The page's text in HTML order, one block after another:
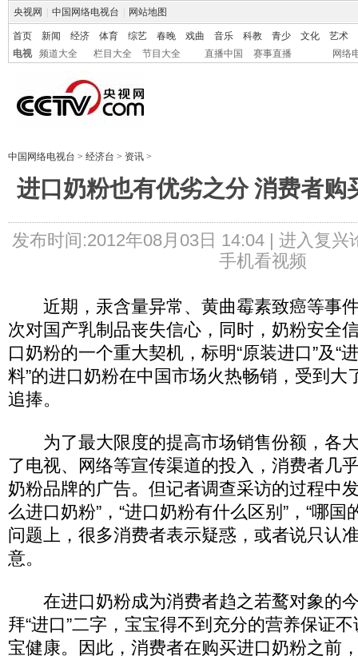
央视网 中国网络电视台 网站地图
首页 新闻 经济 体育 综艺 春晚 戏曲 音乐 科教 青少 文化
艺术
电视
频道大全 栏目大全 节目大全 直播中国 赛事直播 网络
中国网络电视台 > 经济台 > 资讯 >
进口奶粉也有优劣之分 消费者购
发布时间:2012年08月03日 14:04 | 进入复兴
手机看视频
近期，汞含量异常、黄曲霉素致癌等事
次对国产乳制品丧失信心，同时，奶粉安全
口奶粉的一个重大契机，标明“原装进口”及“
料”的进口奶粉在中国市场火热畅销，受到大
追捧。
为了最大限度的提高市场销售份额，各
了电视、网络等宣传渠道的投入，消费者几
奶粉品牌的广告。但记者调查采访的过程中
么进口奶粉”，“进口奶粉有什么区别”，“哪国
问题上，很多消费者表示疑惑，或者说只认
意。
在进口奶粉成为消费者趋之若鹜对象的
拜“进口”二字，宝宝得不到充分的营养保证
宝健康。因此，消费者在购买进口奶粉之前